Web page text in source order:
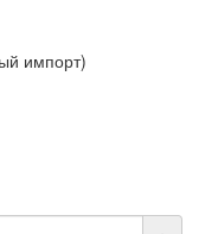
импорт)